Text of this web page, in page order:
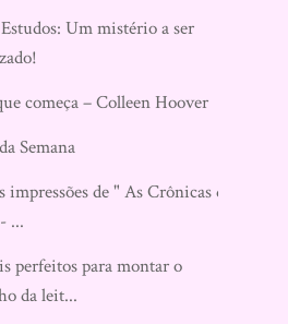
Um mistério a ser
começa – Colleen Hoover
Semana
de " As Crônicas de
...
perfeitos para montar o
da leit...